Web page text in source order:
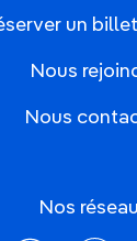
un
Nous
Nous
Nos